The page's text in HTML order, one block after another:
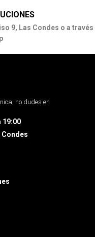
9, Las Condes o a través
no dudes en
19:00
Condes